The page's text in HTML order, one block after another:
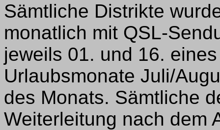
Sämtliche Distrikte
monatlich mit QSL-
jeweils 01. und 16.
Urlaubsmonate Juli/
des Monats. Sämtliche
Weiterleitung nach dem